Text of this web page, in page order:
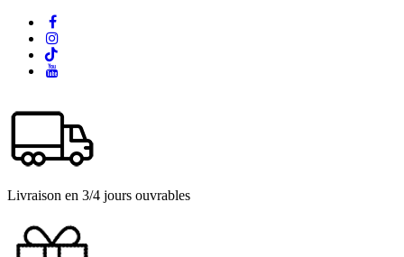
Livraison en 3/4 jours ouvrables